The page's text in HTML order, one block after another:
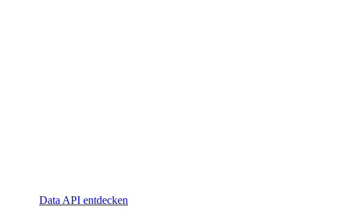
Data API entdecken